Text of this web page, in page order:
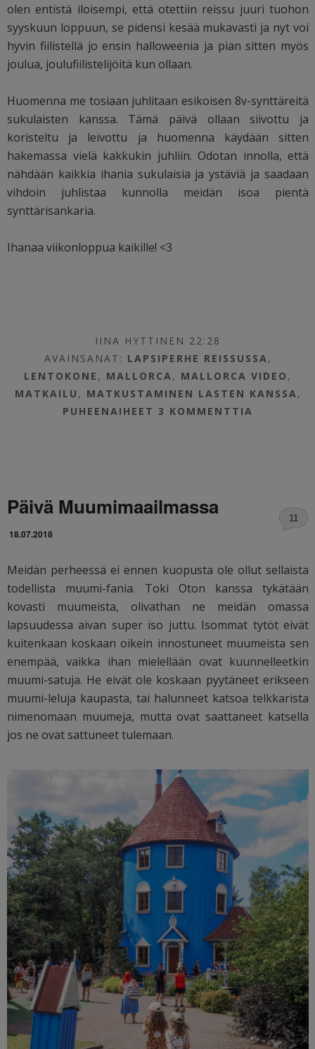
olen entistä iloisempi, että otettiin reissu juuri tuohon
syyskuun loppuun, se pidensi kesää mukavasti ja nyt voi
hyvin fiilistellä jo ensin halloweenia ja pian sitten myös
joulua, joulufiilistelijöitä kun ollaan.
Huomenna me tosiaan juhlitaan esikoisen 8v-synttäreitä
sukulaisten kanssa. Tämä päivä ollaan siivottu ja
koristeltu ja leivottu ja huomenna käydään sitten
hakemassa vielä kakkukin juhliin. Odotan innolla, että
nähdään kaikkia ihania sukulaisia ja ystäviä ja saadaan
vihdoin juhlistaa kunnolla meidän isoa pientä
synttärisankaria.
Ihanaa viikonloppua kaikille! <3
IINA HYTTINEN 22:28
AVAINSANAT: LAPSIPERHE REISSUSSA,
LENTOKONE , MALLORCA, MALLORCA VIDEO ,
MATKAILU , MATKUSTAMINEN LASTEN KANSSA,
PUHEENAIHEET 3 KOMMENTTIA
Päivä Muumimaailmassa
18.07.2018
11
Meidän perheessä ei ennen kuopusta ole ollut sellaista
todellista muumi-fania. Toki Oton kanssa tykätään
kovasti muumeista, olivathan ne meidän omassa
lapsuudessa aivan super iso juttu. Isommat tytöt eivät
kuitenkaan koskaan oikein innostuneet muumeista sen
enempää, vaikka ihan mielellään ovat kuunnelleetkin
muumi-satuja. He eivät ole koskaan pyytäneet erikseen
muumi-leluja kaupasta, tai halunneet katsoa telkkarista
nimenomaan muumeja, mutta ovat saattaneet katsella
jos ne ovat sattuneet tulemaan.